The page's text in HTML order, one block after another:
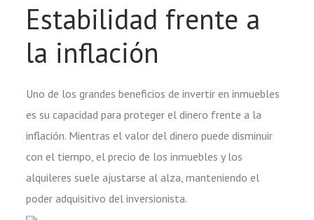
Estabilidad frente a
la inflación
Uno de los grandes beneficios de invertir en inmuebles
es su capacidad para proteger el dinero frente a la
inflación. Mientras el valor del dinero puede disminuir
con el tiempo, el precio de los inmuebles y los
alquileres suele ajustarse al alza, manteniendo el
poder adquisitivo del inversionista.